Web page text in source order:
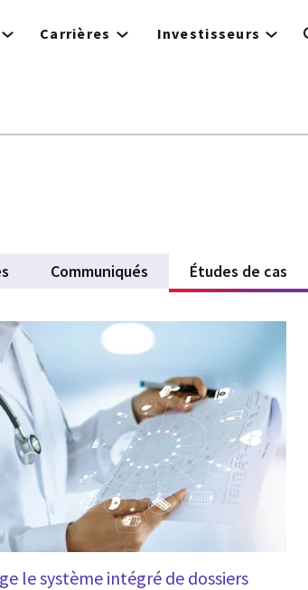
Carrières Investisseurs
Communiqués Études de cas
le système intégré de dossiers